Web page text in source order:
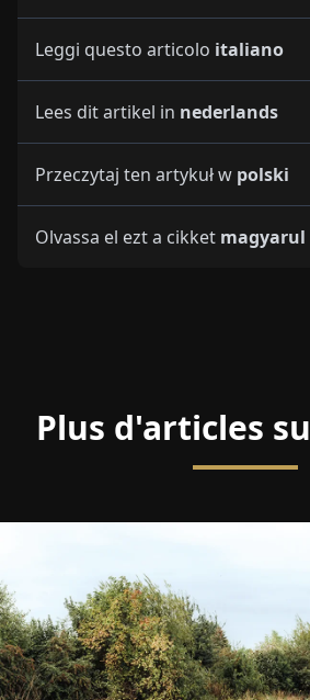
Leggi questo articolo italiano
Lees dit artikel in nederlands
Przeczytaj ten artykuł w polski
Olvassa el ezt a cikket magyarul
Plus d'articles